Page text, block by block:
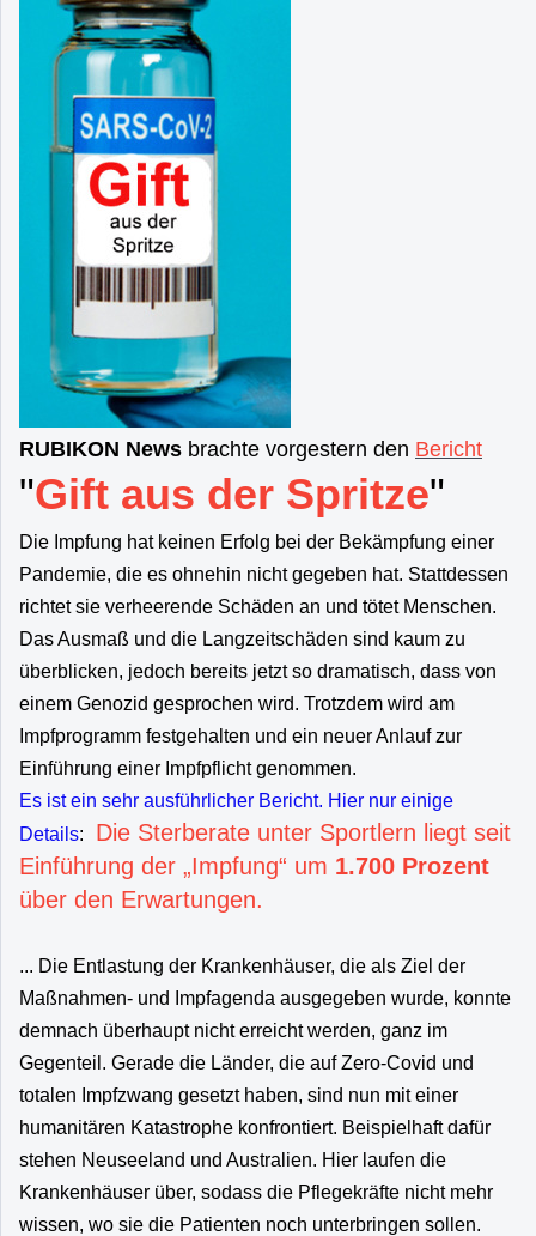
RUBIKON News brachte vorgestern den Bericht
"Gift aus der Spritze"
Die Impfung hat keinen Erfolg bei der Bekämpfung einer
Pandemie, die es ohnehin nicht gegeben hat. Stattdessen
richtet sie verheerende Schäden an und tötet Menschen.
Das Ausmaß und die Langzeitschäden sind kaum zu
überblicken, jedoch bereits jetzt so dramatisch, dass von
einem Genozid gesprochen wird. Trotzdem wird am
Impfprogramm festgehalten und ein neuer Anlauf zur
Einführung einer Impfpflicht genommen.
Es ist ein sehr ausführlicher Bericht. Hier nur einige
Details:
Die Sterberate unter Sportlern liegt seit
Einführung der „Impfung“ um 1.700 Prozent
über den Erwartungen.
... Die Entlastung der Krankenhäuser, die als Ziel der
Maßnahmen- und Impfagenda ausgegeben wurde, konnte
demnach überhaupt nicht erreicht werden, ganz im
Gegenteil. Gerade die Länder, die auf Zero-Covid und
totalen Impfzwang gesetzt haben, sind nun mit einer
humanitären Katastrophe konfrontiert. Beispielhaft dafür
stehen Neuseeland und Australien. Hier laufen die
Krankenhäuser über, sodass die Pflegekräfte nicht mehr
wissen, wo sie die Patienten noch unterbringen sollen.